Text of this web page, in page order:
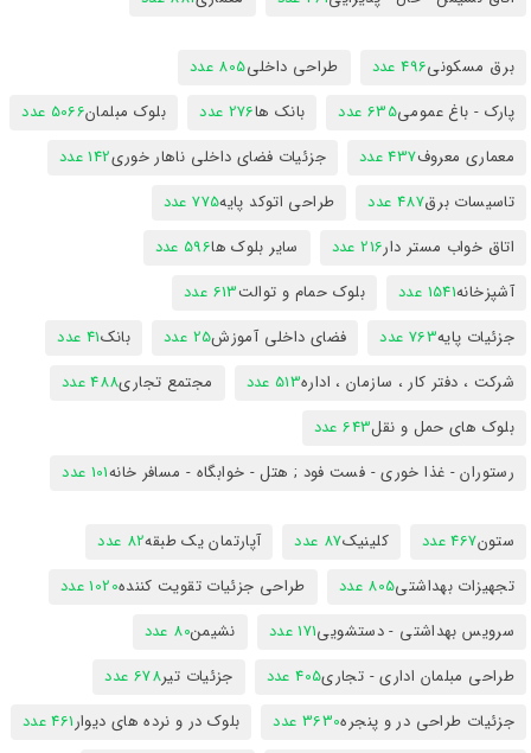
برق مسکونی496 عدد طراحی داخلی805 عدد
پارک - باغ عمومی635 عدد بانک ها276 عدد بلوک مبلمان5066 عدد
معماری معروف437 عدد جزئیات فضای داخلی ناهار خوری142 عدد
تاسیسات برق487 عدد طراحی اتوکد پایه775 عدد
اتاق خواب مستر دار216 عدد سایر بلوک ها596 عدد
آشپزخانه1541 عدد بلوک حمام و توالت613 عدد
جزئیات پایه763 عدد فضای داخلی آموزش25 عدد بانک41 عدد
شرکت ، دفتر کار ، سازمان ، اداره513 عدد مجتمع تجاری488 عدد
بلوک های حمل و نقل643 عدد
رستوران - غذا خوری - فست فود ; هتل - خوابگاه - مسافر خانه101 عدد
ستون467 عدد کلینیک87 عدد آپارتمان یک طبقه82 عدد
تجهیزات بهداشتی805 عدد طراحی جزئیات تقویت کننده1020 عدد
سرویس بهداشتی - دستشویی171 عدد نشیمن80 عدد
طراحی مبلمان اداری - تجاری405 عدد جزئیات تیر678 عدد
جزئیات طراحی در و پنجره3630 عدد بلوک در و نرده های دیوار461 عدد